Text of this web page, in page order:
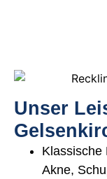
Unser
Klassische
Akne,